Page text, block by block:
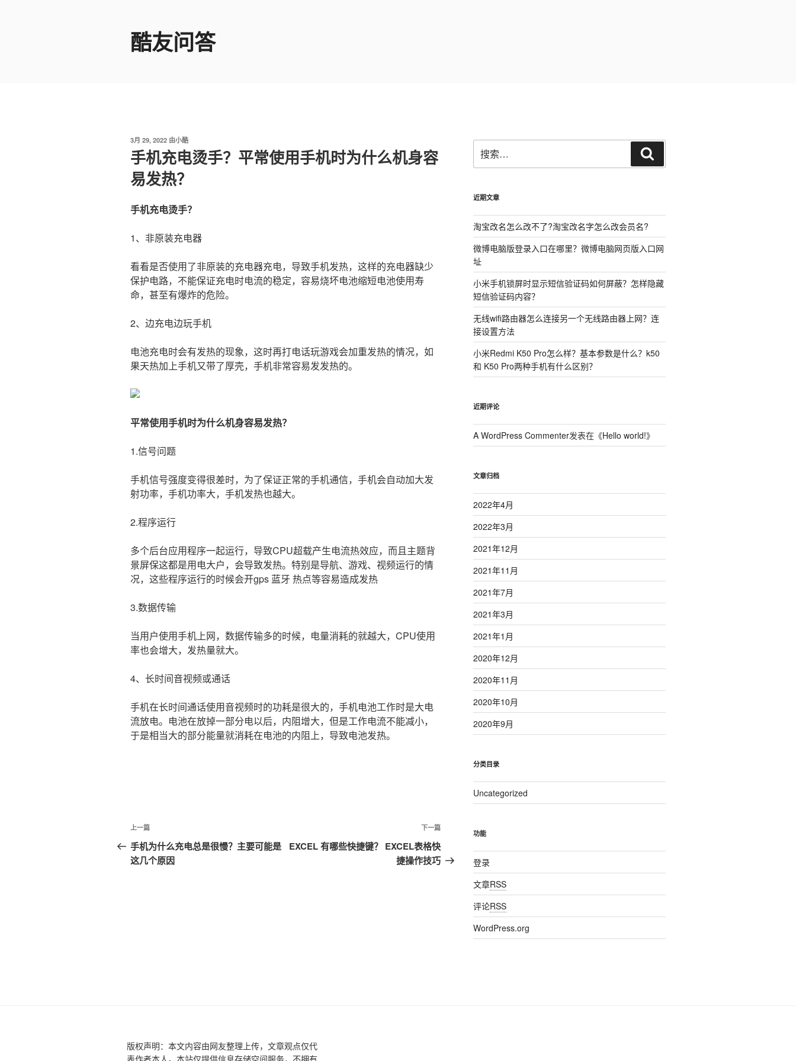
酷友问答
发
布
于
3月 29, 2022 由小酷
手机充电烫手？平常使用手机时为什么机身容
易发热？
手机充电烫手？
1、非原装充电器
看看是否使用了非原装的充电器充电，导致手机发热，这样的充电器缺少
保护电路，不能保证充电时电流的稳定，容易烧坏电池缩短电池使用寿
命，甚至有爆炸的危险。
2、边充电边玩手机
电池充电时会有发热的现象，这时再打电话玩游戏会加重发热的情况，如
果天热加上手机又带了厚壳，手机非常容易发发热的。
平常使用手机时为什么机身容易发热？
1.信号问题
手机信号强度变得很差时，为了保证正常的手机通信，手机会自动加大发
射功率，手机功率大，手机发热也越大。
2.程序运行
多个后台应用程序一起运行，导致CPU超载产生电流热效应，而且主题背
景屏保这都是用电大户，会导致发热。特别是导航、游戏、视频运行的情
况，这些程序运行的时候会开gps 蓝牙 热点等容易造成发热
3.数据传输
当用户使用手机上网，数据传输多的时候，电量消耗的就越大，CPU使用
率也会增大，发热量就大。
4、长时间音视频或通话
手机在长时间通话使用音视频时的功耗是很大的，手机电池工作时是大电
流放电。电池在放掉一部分电以后，内阻增大，但是工作电流不能减小，
于是相当大的部分能量就消耗在电池的内阻上，导致电池发热。
文
章
导
上
一
篇
上一篇
手机为什么充电总是很慢？主要可能是
这几个原因
篇
下一篇
EXCEL 有哪些快捷键？ EXCEL表格快
捷操作技巧
索：
索
近期文章
淘宝改名怎么改不了?淘宝改名字怎么改会员名?
微博电脑版登录入口在哪里？微博电脑网页版入口网
址
小米手机锁屏时显示短信验证码如何屏蔽？怎样隐藏
短信验证码内容？
无线wifi路由器怎么连接另一个无线路由器上网？连
接设置方法
小米Redmi K50 Pro怎么样？基本参数是什么？k50
和 K50 Pro两种手机有什么区别？
近期评论
A WordPress Commenter发表在《Hello world!》
文章归档
2022年4月
2022年3月
2021年12月
2021年11月
2021年7月
2021年3月
2021年1月
2020年12月
2020年11月
2020年10月
2020年9月
分类目录
Uncategorized
功能
登录
文章RSS
评论RSS
WordPress.org
版权声明：本文内容由网友整理上传，文章观点仅代